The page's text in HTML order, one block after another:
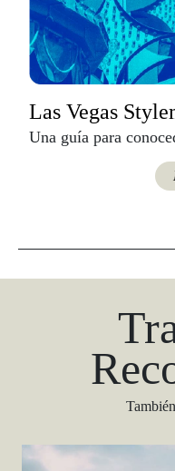
Las Vegas
Una guía para